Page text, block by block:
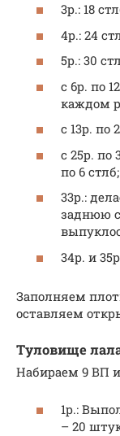
3р.: 18
4р.: 24
5р.: 30
с 6р. по
каждом
с 13р. по
с 25р. по
по 6
33р.:
заднюю
34р. и
Заполняем
оставляем
Туловище
Набираем 9 ВП
1р.:
– 20